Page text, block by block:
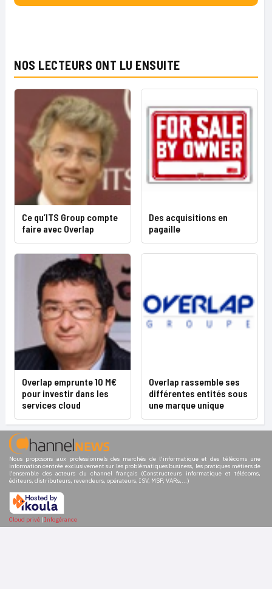
NOS LECTEURS ONT LU ENSUITE
Ce qu’ITS Group compte
faire avec Overlap
Des acquisitions en
pagaille
Overlap emprunte 10 M€
pour investir dans les
services cloud
Overlap rassemble ses
différentes entités sous
une marque unique
Nous proposons aux professionnels des marchés de l'informatique et des télécoms une
information centrée exclusivement sur les problématiques business, les pratiques métiers de
l'ensemble des acteurs du channel français (Constructeurs informatique et télécoms,
éditeurs, distributeurs, revendeurs, opérateurs, ISV, MSP, VARs,...)
Cloud privé | Infogérance